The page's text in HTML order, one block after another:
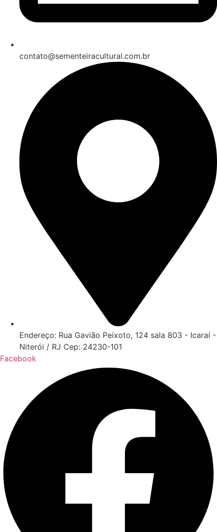
contato@sementeiracultural.com.br
Endereço: Rua Gavião Peixoto, 124 sala 803 - Icaraí -
Niterói / RJ Cep: 24230-101
Facebook